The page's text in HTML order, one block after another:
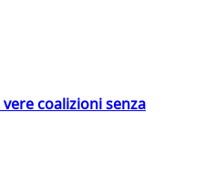
coalizioni senza